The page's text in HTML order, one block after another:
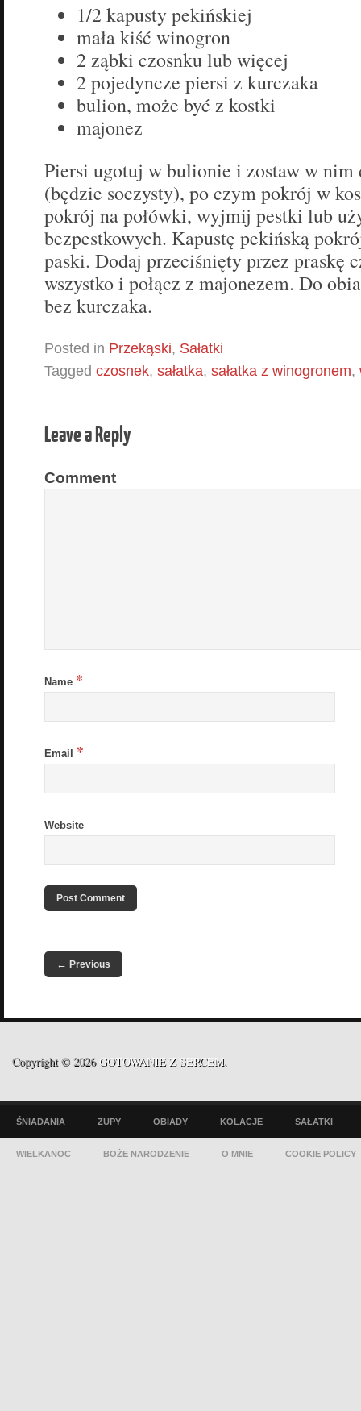
1/2 kapusty pekińskiej
mała kiść winogron
2 ząbki czosnku lub więcej
2 pojedyncze piersi z kurczaka
bulion, może być z kostki
majonez
Piersi ugotuj w bulionie i zostaw w nim
(będzie soczysty), po czym pokrój w
pokrój na połówki, wyjmij pestki lub
bezpestkowych. Kapustę pekińską
paski. Dodaj przeciśnięty przez praskę
wszystko i połącz z majonezem. Do
bez kurczaka.
Posted in Przekąski, Sałatki
Tagged czosnek, sałatka, sałatka z winogronem,
Leave a Reply
Comment
Name *
Email *
Website
← Previous
Copyright © 2026 GOTOWANIE Z SERCEM.
ŚNIADANIA ZUPY OBIADY KOLACJE SAŁATKI
WIELKANOC BOŻE NARODZENIE O MNIE COOKIE POLICY